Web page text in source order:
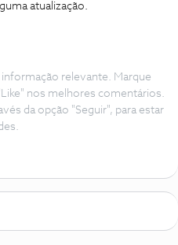
atualização.
relevante. Marque
nos melhores comentários.
da opção "Seguir", para estar